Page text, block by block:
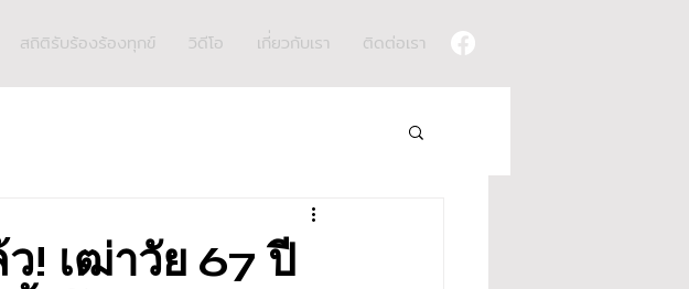
สถิติรับร้องร้องทุกข์ วิดีโอ เกี่ยวกับเรา ติดต่อเรา
! เฒ่าวัย 67 ปี